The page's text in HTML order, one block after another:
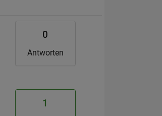
0
Antworten
1